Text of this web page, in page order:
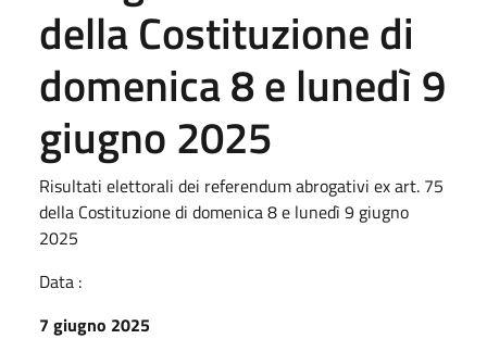
della Costituzione di
domenica 8 e lunedì 9
giugno 2025
Risultati elettorali dei referendum abrogativi ex art. 75
della Costituzione di domenica 8 e lunedì 9 giugno
2025
Data :
7 giugno 2025